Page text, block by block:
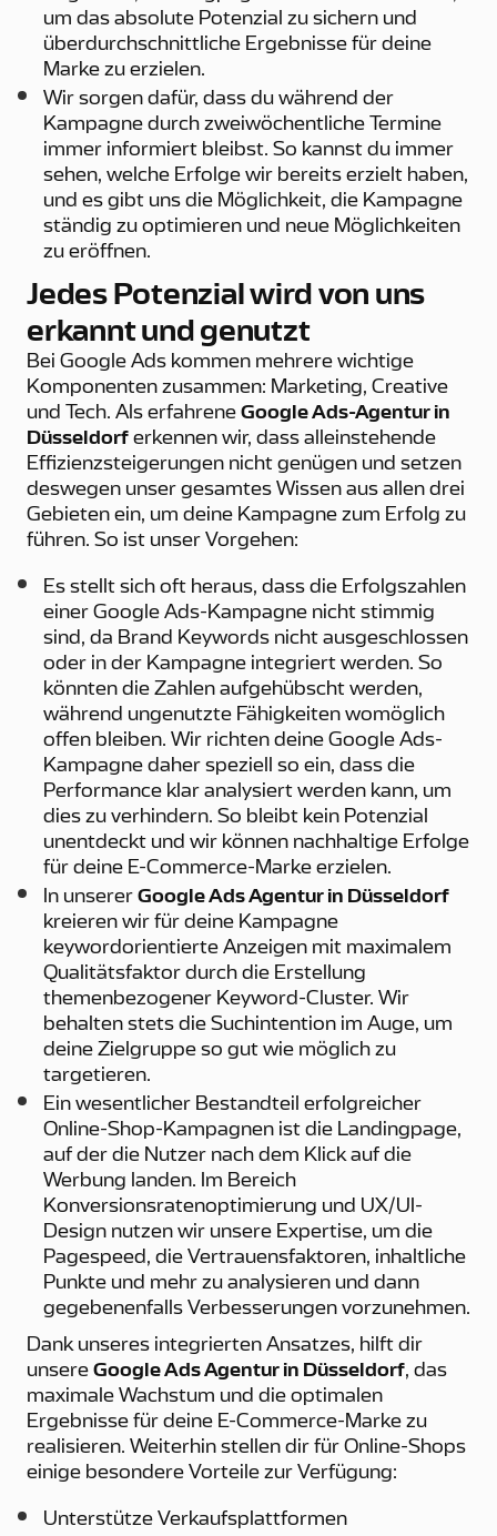
um das absolute Potenzial zu sichern und
überdurchschnittliche Ergebnisse für deine
Marke zu erzielen.
Wir sorgen dafür, dass du während der
Kampagne durch zweiwöchentliche Termine
immer informiert bleibst. So kannst du immer
sehen, welche Erfolge wir bereits erzielt haben,
und es gibt uns die Möglichkeit, die Kampagne
ständig zu optimieren und neue Möglichkeiten
zu eröffnen.
Jedes Potenzial wird von uns
erkannt und genutzt
Bei Google Ads kommen mehrere wichtige
Komponenten zusammen: Marketing, Creative
und Tech. Als erfahrene Google Ads-Agentur in
Düsseldorf erkennen wir, dass alleinstehende
Effizienzsteigerungen nicht genügen und setzen
deswegen unser gesamtes Wissen aus allen drei
Gebieten ein, um deine Kampagne zum Erfolg zu
führen. So ist unser Vorgehen:
Es stellt sich oft heraus, dass die Erfolgszahlen
einer Google Ads-Kampagne nicht stimmig
sind, da Brand Keywords nicht ausgeschlossen
oder in der Kampagne integriert werden. So
könnten die Zahlen aufgehübscht werden,
während ungenutzte Fähigkeiten womöglich
offen bleiben. Wir richten deine Google Ads-
Kampagne daher speziell so ein, dass die
Performance klar analysiert werden kann, um
dies zu verhindern. So bleibt kein Potenzial
unentdeckt und wir können nachhaltige Erfolge
für deine E-Commerce-Marke erzielen.
In unserer Google Ads Agentur in Düsseldorf
kreieren wir für deine Kampagne
keywordorientierte Anzeigen mit maximalem
Qualitätsfaktor durch die Erstellung
themenbezogener Keyword-Cluster. Wir
behalten stets die Suchintention im Auge, um
deine Zielgruppe so gut wie möglich zu
targetieren.
Ein wesentlicher Bestandteil erfolgreicher
Online-Shop-Kampagnen ist die Landingpage,
auf der die Nutzer nach dem Klick auf die
Werbung landen. Im Bereich
Konversionsratenoptimierung und UX/UI-
Design nutzen wir unsere Expertise, um die
Pagespeed, die Vertrauensfaktoren, inhaltliche
Punkte und mehr zu analysieren und dann
gegebenenfalls Verbesserungen vorzunehmen.
Dank unseres integrierten Ansatzes, hilft dir
unsere Google Ads Agentur in Düsseldorf, das
maximale Wachstum und die optimalen
Ergebnisse für deine E-Commerce-Marke zu
realisieren. Weiterhin stellen dir für Online-Shops
einige besondere Vorteile zur Verfügung:
Unterstütze Verkaufsplattformen